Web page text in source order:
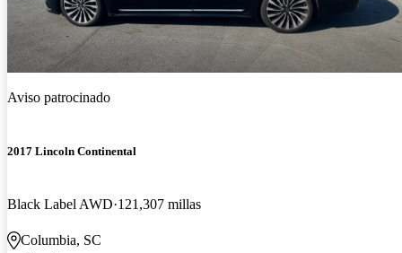
Aviso patrocinado
2017 Lincoln Continental
Black Label AWD 121,307 millas
Columbia, SC